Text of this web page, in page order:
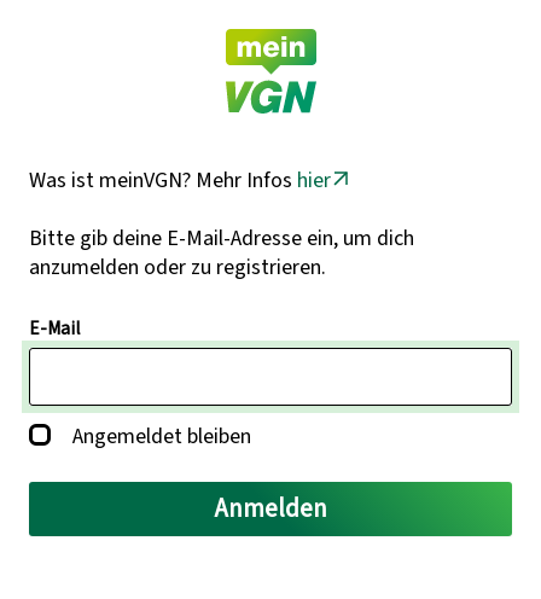
Was ist meinVGN? Mehr Infos hier
Bitte gib deine E-Mail-Adresse ein, um dich
anzumelden oder zu registrieren.
E-Mail
Angemeldet bleiben